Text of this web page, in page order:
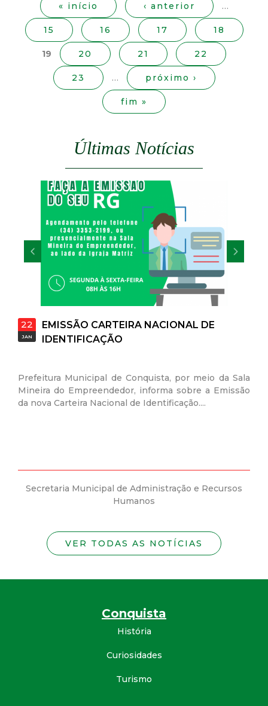
i
s
n
« início ‹ anterior …
15 16 17 18
19 20 21 22
23 … próximo ›
fim »
Últimas Notícias
22
JAN
EMISSÃO CARTEIRA NACIONAL DE
IDENTIFICAÇÃO
Prefeitura Municipal de Conquista, por meio da Sala
Mineira do Empreendedor, informa sobre a Emissão
da nova Carteira Nacional de Identificação....
Secretaria Municipal de Administração e Recursos
Humanos
VER TODAS AS NOTÍCIAS
Conquista
História
Curiosidades
Turismo